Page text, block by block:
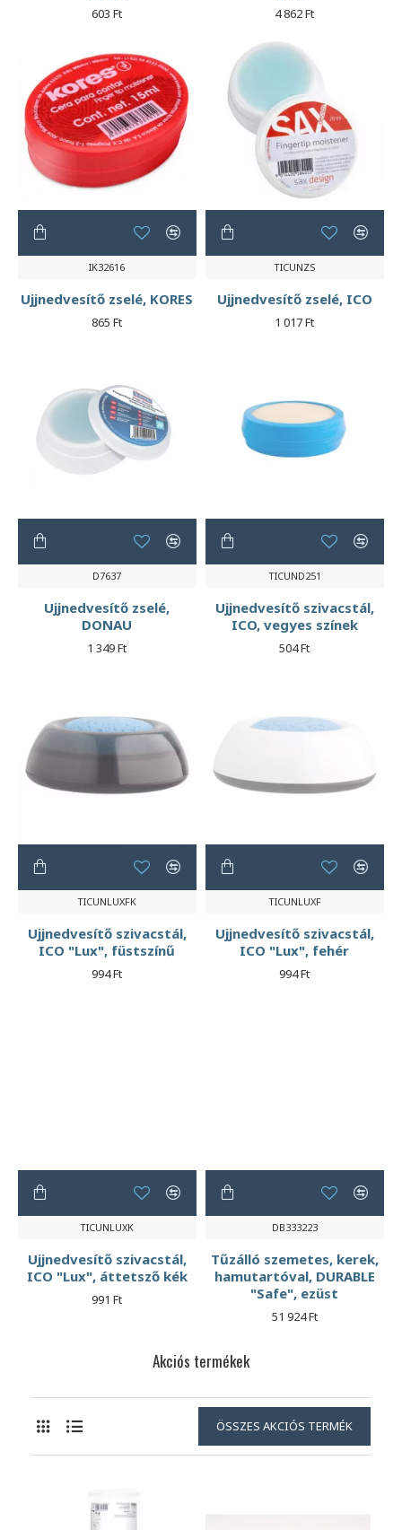
603 Ft 4 862 Ft
IK32616
Ujjnedvesítő zselé, KORES
865 Ft
TICUNZS
Ujjnedvesítő zselé, ICO
1 017 Ft
D7637
Ujjnedvesítő zselé,
DONAU
1 349 Ft
TICUND251
Ujjnedvesítő szivacstál,
ICO, vegyes színek
504 Ft
TICUNLUXFK
Ujjnedvesítő szivacstál,
ICO "Lux", füstszínű
994 Ft
TICUNLUXF
Ujjnedvesítő szivacstál,
ICO "Lux", fehér
994 Ft
TICUNLUXK
Ujjnedvesítő szivacstál,
ICO "Lux", áttetsző kék
991 Ft
DB333223
Tűzálló szemetes, kerek,
hamutartóval, DURABLE
"Safe", ezüst
51 924 Ft
Akciós termékek
ÖSSZES AKCIÓS TERMÉK